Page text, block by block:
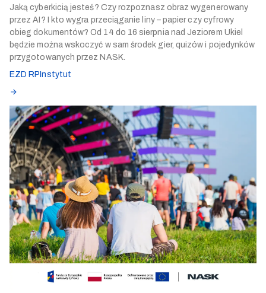
Jaką cyberkicią jesteś? Czy rozpoznasz obraz wygenerowany
przez AI? I kto wygra przeciąganie liny – papier czy cyfrowy
obieg dokumentów? Od 14 do 16 sierpnia nad Jeziorem Ukiel
będzie można wskoczyć w sam środek gier, quizów i pojedynków
przygotowanych przez NASK.
EZD RP Instytut